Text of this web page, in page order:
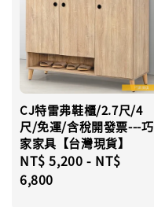
CJ特雷弗鞋櫃/2.7尺/4
尺/免運/含稅開發票---巧
家家具【台灣現貨】
Regular
price
NT$ 5,200 - NT$
6,800